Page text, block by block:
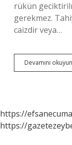
rükün
gerekmez.
caizdir veya…
Devamını okuyun
https://
https://